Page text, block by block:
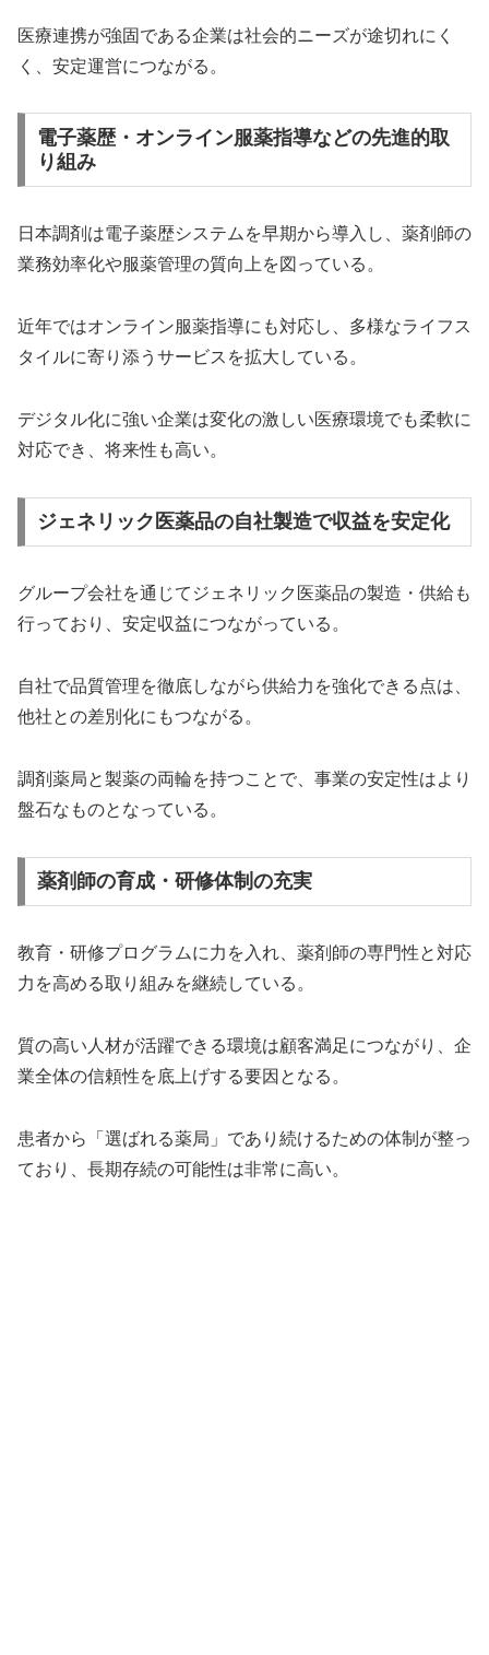
医療連携が強固である企業は社会的ニーズが途切れにく
く、安定運営につながる。
電子薬歴・オンライン服薬指導などの先進的取
り組み
日本調剤は電子薬歴システムを早期から導入し、薬剤師の
業務効率化や服薬管理の質向上を図っている。
近年ではオンライン服薬指導にも対応し、多様なライフス
タイルに寄り添うサービスを拡大している。
デジタル化に強い企業は変化の激しい医療環境でも柔軟に
対応でき、将来性も高い。
ジェネリック医薬品の自社製造で収益を安定化
グループ会社を通じてジェネリック医薬品の製造・供給も
行っており、安定収益につながっている。
自社で品質管理を徹底しながら供給力を強化できる点は、
他社との差別化にもつながる。
調剤薬局と製薬の両輪を持つことで、事業の安定性はより
盤石なものとなっている。
薬剤師の育成・研修体制の充実
教育・研修プログラムに力を入れ、薬剤師の専門性と対応
力を高める取り組みを継続している。
質の高い人材が活躍できる環境は顧客満足につながり、企
業全体の信頼性を底上げする要因となる。
患者から「選ばれる薬局」であり続けるための体制が整っ
ており、長期存続の可能性は非常に高い。